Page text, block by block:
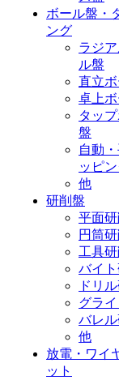
ボール盤・
ング
ラジ
ル盤
直立
卓上
タッ
盤
自動
ッピ
他
研削盤
平面
円筒
工具
バイ
ドリ
グラ
バレ
他
放電・ワイ
ット